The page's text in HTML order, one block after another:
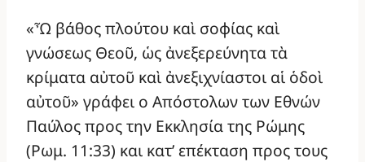
«Ὦ βάθος πλούτου καὶ σοφίας καὶ
γνώσεως Θεοῦ, ὡς ἀνεξερεύνητα τὰ
κρίματα αὐτοῦ καὶ ἀνεξιχνίαστοι αἱ ὁδοὶ
αὐτοῦ» γράφει ο Απόστολων των Εθνών
Παύλος προς την Εκκλησία της Ρώμης
(Ρωμ. 11:33) και κατ’ επέκταση προς τους